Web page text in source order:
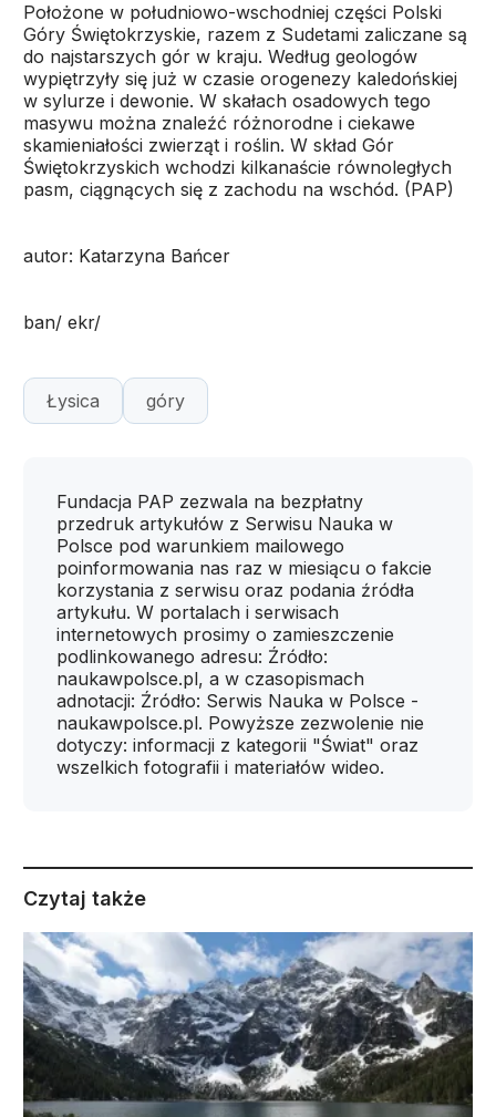
Położone w południowo-wschodniej części Polski
Góry Świętokrzyskie, razem z Sudetami zaliczane są
do najstarszych gór w kraju. Według geologów
wypiętrzyły się już w czasie orogenezy kaledońskiej
w sylurze i dewonie. W skałach osadowych tego
masywu można znaleźć różnorodne i ciekawe
skamieniałości zwierząt i roślin. W skład Gór
Świętokrzyskich wchodzi kilkanaście równoległych
pasm, ciągnących się z zachodu na wschód. (PAP)
autor: Katarzyna Bańcer
ban/ ekr/
Łysica góry
Fundacja PAP zezwala na bezpłatny
przedruk artykułów z Serwisu Nauka w
Polsce pod warunkiem mailowego
poinformowania nas raz w miesiącu o fakcie
korzystania z serwisu oraz podania źródła
artykułu. W portalach i serwisach
internetowych prosimy o zamieszczenie
podlinkowanego adresu: Źródło:
naukawpolsce.pl, a w czasopismach
adnotacji: Źródło: Serwis Nauka w Polsce -
naukawpolsce.pl. Powyższe zezwolenie nie
dotyczy: informacji z kategorii "Świat" oraz
wszelkich fotografii i materiałów wideo.
Czytaj także